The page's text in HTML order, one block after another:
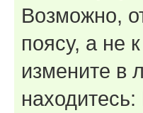
Возможно,
поясу, а не
измените в